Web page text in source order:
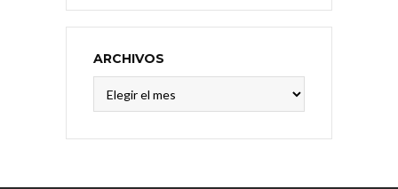
ARCHIVOS